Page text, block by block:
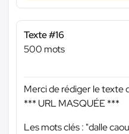
Texte #16
500 mots
Merci de rédiger le texte
*** URL MASQUÉE ***
Les mots clés : "dalle